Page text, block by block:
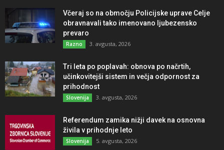
Včeraj so na območju Policijske uprave Celje
obravnavali tako imenovano ljubezensko
prevaro
Razno 3. avgusta, 2026
Tri leta po poplavah: obnova po načrtih,
učinkovitejši sistem in večja odpornost za
prihodnost
Slovenija 3. avgusta, 2026
Referendum zamika nižji davek na osnovna
živila v prihodnje leto
Slovenija 5. avgusta, 2026